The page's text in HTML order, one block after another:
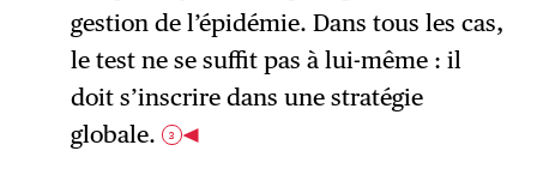
gestion de l’épidémie. Dans tous les cas,
le test ne se suffit pas à lui-même : il
doit s’inscrire dans une stratégie
globale.
3